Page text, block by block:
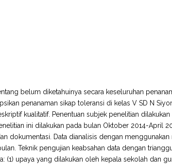
belum diketahuinya secara keseluruhan
penanaman sikap toleransi di kelas V SD N
kualitatif. Penentuan subjek penelitian
ini dilakukan pada bulan Oktober 2014-April
dokumentasi. Data dianalisis dengan
Teknik pengujian keabsahan data dengan
(1) upaya yang dilakukan oleh kepala sekolah dan